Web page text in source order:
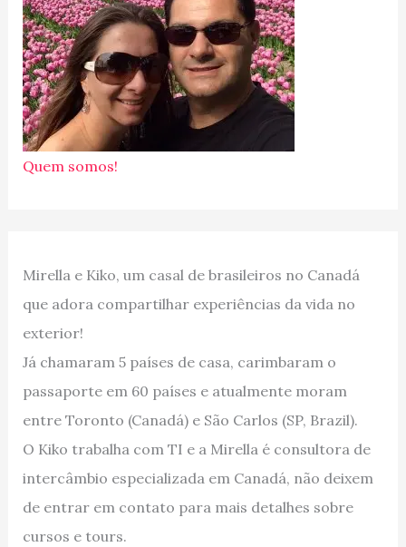
Quem somos!
Mirella e Kiko, um casal de brasileiros no Canadá
que adora compartilhar experiências da vida no
exterior!
Já chamaram 5 países de casa, carimbaram o
passaporte em 60 países e atualmente moram
entre Toronto (Canadá) e São Carlos (SP, Brazil).
O Kiko trabalha com TI e a Mirella é consultora de
intercâmbio especializada em Canadá, não deixem
de entrar em contato para mais detalhes sobre
cursos e tours.